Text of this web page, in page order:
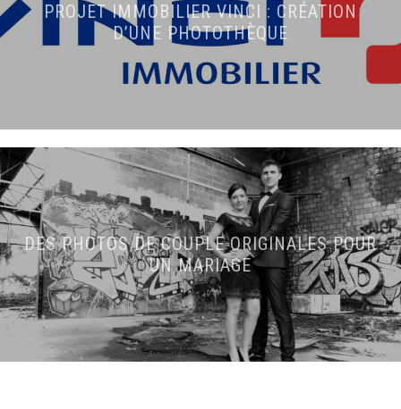
PROJET IMMOBILIER VINCI : CRÉATION
D’UNE PHOTOTHÈQUE
DES PHOTOS DE COUPLE ORIGINALES POUR
UN MARIAGE